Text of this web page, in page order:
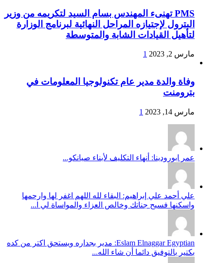
PMS تهنىء المهندس بسام السيد لتكريمه من وزير
البترول لإجتيازه المراحل النهائية لبرنامج الوزارة
لتأهيل القيادات الشابة والمتوسطة
مارس 2, 2023 1
وفاة والدة مدير عام تكنولوجيا المعلومات في
بترومنت
مارس 14, 2023 1
عمر ابورودينا: أنهاء التكليف لأبناء صيانكو...
علي أحمد علي إبراهيم: البقاء لله اللهم اغفر لها وارحمها
واسكنها فسيح جناتك وخالص العزاء والمواساة لي ا...
Eslam Elnaggar Egyptian: مدير بجداره ويستحق اكتر من كده
بكتير بالتوفيق دائما أن شاء الله...